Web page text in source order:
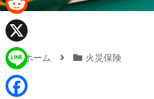
ホーム 火災保険
R
e
d
d
X
L